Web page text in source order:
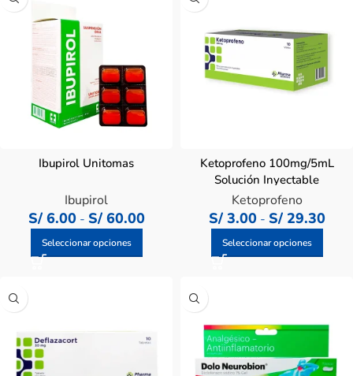
Ibupirol Unitomas
Ibupirol
S/6.00 - S/60.00
Seleccionar opciones
Ketoprofeno 100mg/5mL
Solución Inyectable
Ketoprofeno
S/3.00 - S/29.30
Seleccionar opciones